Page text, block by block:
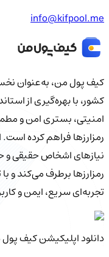
info@kifpool.me
کیف‌ پول من، به‌عنوان
کشور، با بهره‌گیری از
امنیتی، بستری امن و
رمزارزها فراهم کرده است.
نیازهای اشخاص حقیقی و
رمزارزها برطرف می‌کند و
تجربه‌ای سریع، ایمن و
دانلود اپلیکیشن کیف‌ پول